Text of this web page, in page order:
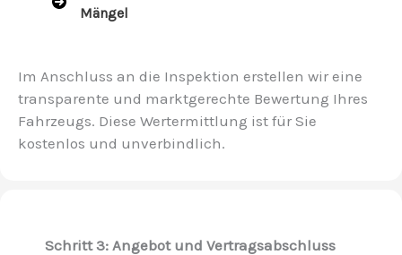
Mängel
Im Anschluss an die Inspektion erstellen wir eine
transparente und marktgerechte Bewertung Ihres
Fahrzeugs. Diese Wertermittlung ist für Sie
kostenlos und unverbindlich.
Schritt 3: Angebot und Vertragsabschluss